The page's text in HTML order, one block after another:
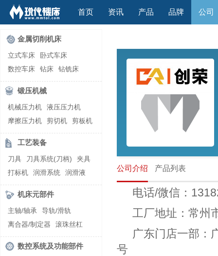
首页 资讯 产品 品牌 公司
金属切削机床
立式车床
卧式车床
数控车床
钻床
钻铣床
立式镗(铣)床
卧式镗(铣)床
龙门铣镗床
立式铣床
卧式铣床
雕刻机
平面磨床
外圆磨床
内圆磨床
龙门磨床
滚齿机\铣齿机
刨床
带锯床
车削加工中心
立式加工中心
卧式加工中心
龙门加工中心
激光快速成型
组合机床
螺纹加工机床
锻压机械
机械压力机
液压压力机
摩擦压力机
剪切机
剪板机
自动锻压机
折弯机
弯管机
快速成型机
工艺装备
刀具 刀具系统(刀柄)
夹具
打标机
润滑系统
润滑液
切削液
刃磨机
机床元部件
主轴/轴承
导轨/滑轨
离合器/制定器
滚珠丝杠
齿轮/减速器
数控系统及功能部件
公司介绍 产品列表
电话/微信：
工厂地址：常州
广东门店一部：
号